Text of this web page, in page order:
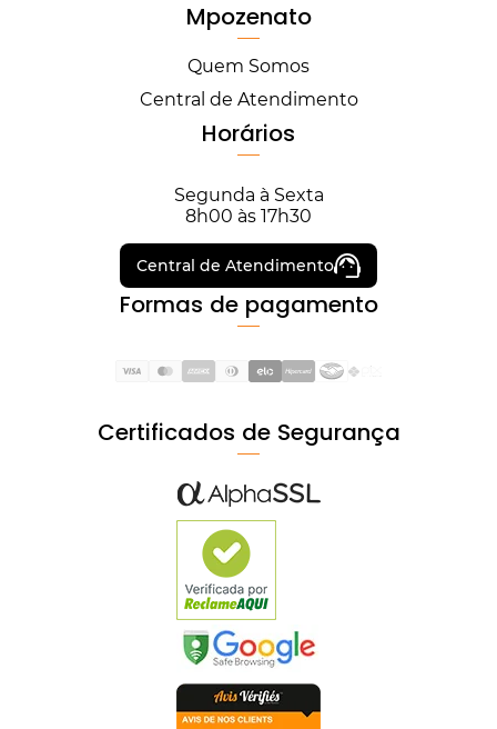
Mpozenato
Quem Somos
Central de Atendimento
Horários
Segunda à Sexta
8h00 às 17h30
Central de Atendimento
Formas de pagamento
Certificados de Segurança